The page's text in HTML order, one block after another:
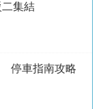
集結
停車指南攻略